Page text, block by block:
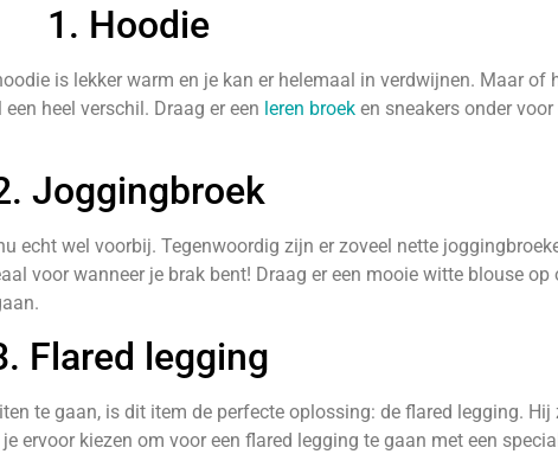
1. Hoodie
is lekker warm en je kan er helemaal in verdwijnen. Maar of
heel verschil. Draag er een leren broek en sneakers onder
Joggingbroek
echt wel voorbij. Tegenwoordig zijn er zoveel nette
voor wanneer je brak bent! Draag er een mooie witte blouse
Flared legging
te gaan, is dit item de perfecte oplossing: de flared legging. Hij
ervoor kiezen om voor een flared legging te gaan met een